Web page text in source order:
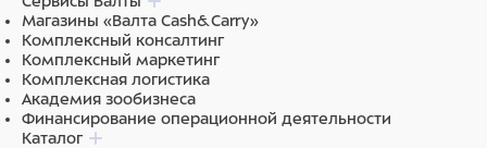
Питательная ценность: сырой белок 34%, сырая
клетчатка 6,5%, сырой жир 17%, сырая зола 8%,
кальций 1,60%, фосфор 1%, омега-3 жирные кислоты:
0,35%, омега-6 жирные кислоты: 3%.
Энергетическая ценность:4 050 ккал/кг.
Магазины «Валта Cash&Carry»
Комплексный консалтинг
Комплексный маркетинг
Комплексная логистика
Академия зообизнеса
Финансирование операционной деятельности
Каталог